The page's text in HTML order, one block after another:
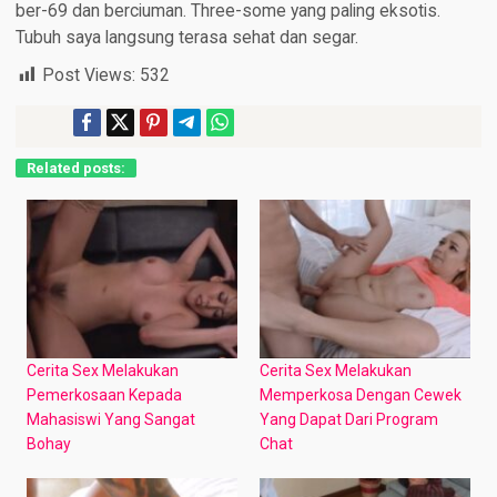
ber-69 dan berciuman. Three-some yang paling eksotis.
Tubuh saya langsung terasa sehat dan segar.
Post Views: 532
Related posts:
Cerita Sex Melakukan
Pemerkosaan Kepada
Mahasiswi Yang Sangat
Bohay
Cerita Sex Melakukan
Memperkosa Dengan Cewek
Yang Dapat Dari Program
Chat